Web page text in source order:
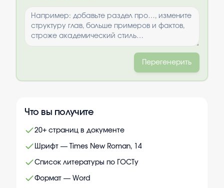
Перегенерить
Что вы получите
20+ страниц в документе
Шрифт — Times New Roman, 14
Список литературы по ГОСТу
Формат — Word